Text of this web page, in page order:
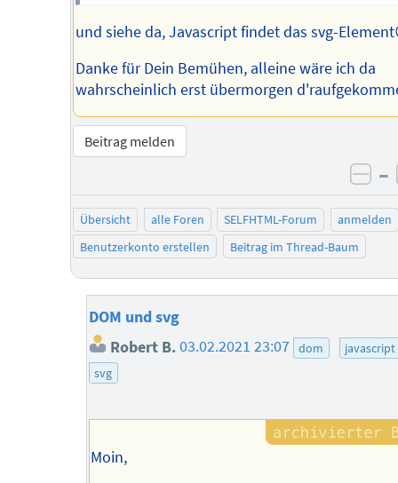
und siehe da, Javascript findet das svg-
Danke für Dein Bemühen, alleine wäre ich da
wahrscheinlich erst übermorgen
Beitrag melden
–
Übersicht alle Foren SELFHTML-Forum
anmelden
Benutzerkonto erstellen
Beitrag im Thread-Baum
DOM und svg
Robert B. 03.02.2021 23:07 dom
javascript
svg
Moin,